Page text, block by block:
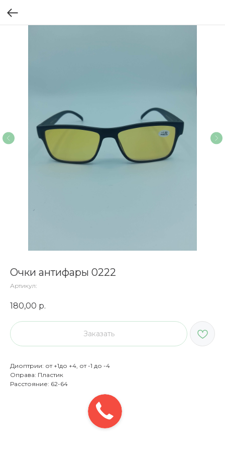
Очки антифары 0222
Артикул:
180,00 р.
Заказать
Диоптрии: от +1до +4, от -1 до -4
Оправа: Пластик
Расстояние: 62-64